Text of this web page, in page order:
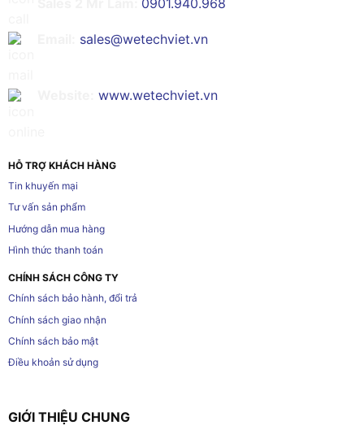
0901.940.968
sales@wetechviet.vn
www.wetechviet.vn
HỖ TRỢ KHÁCH HÀNG
Tin khuyến mại
Tư vấn sản phẩm
Hướng dẫn mua hàng
Hình thức thanh toán
CHÍNH SÁCH CÔNG TY
Chính sách bảo hành, đổi trả
Chính sách giao nhận
Chính sách bảo mật
Điều khoản sử dụng
GIỚI THIỆU CHUNG